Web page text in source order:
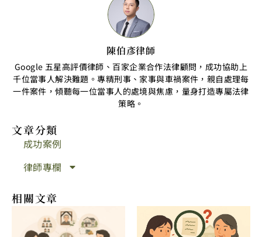
陳伯彥律師
Google 五星高評價律師、百家企業合作法律顧問，成功協助上
千位當事人解決難題。專精刑事、家事與車禍案件，親自處理每
一件案件，傾聽每一位當事人的處境與焦慮，量身打造專屬法律
策略。
文章分類
成功案例
律師專欄
相關文章